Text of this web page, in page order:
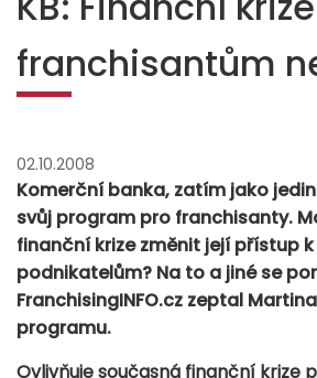
franchisantům
02.10.2008
Komerční banka, zatím jako
svůj program pro franchisanty.
finanční krize změnit její přístup
podnikatelům? Na to a jiné se
FranchisingINFO.cz zeptal
programu.
Ovlivňuje současná finanční krize